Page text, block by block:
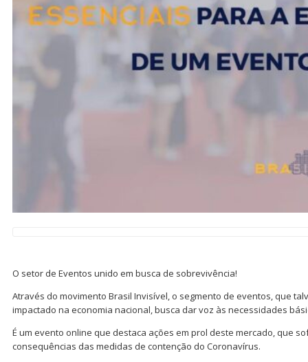
O setor de Eventos unido em busca de sobrevivência!
Através do movimento Brasil Invisível, o segmento de eventos, que
impactado na economia nacional, busca dar voz às necessidades
É um evento online que destaca ações em prol deste mercado, que
consequências das medidas de contenção do Coronavírus.